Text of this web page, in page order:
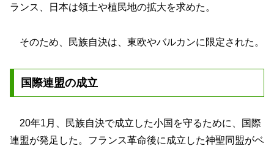
ランス、日本は領土や植民地の拡大を求めた。
そのため、民族自決は、東欧やバルカンに限定された。
国際連盟の成立
20年1月、民族自決で成立した小国を守るために、国際
連盟が発足した。フランス革命後に成立した神聖同盟がベ